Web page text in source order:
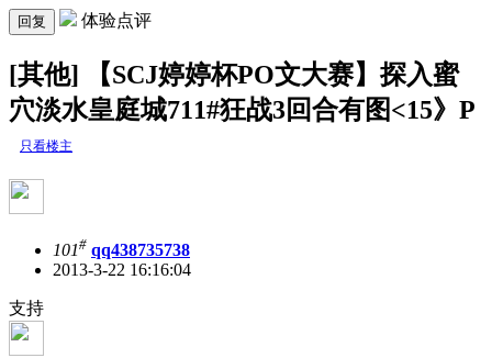
回复 体验点评
[其他] 【SCJ婷婷杯PO文大赛】探入蜜
穴淡水皇庭城711#狂战3回合有图<15》P
只看楼主
101# qq438735738
2013-3-22 16:16:04
支持